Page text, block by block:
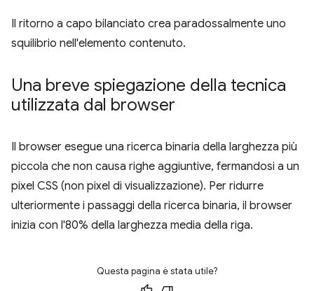
Il ritorno a capo bilanciato crea paradossalmente uno
squilibrio nell'elemento contenuto.
Una breve spiegazione della tecnica
utilizzata dal browser
Il browser esegue una ricerca binaria della larghezza più
piccola che non causa righe aggiuntive, fermandosi a un
pixel CSS (non pixel di visualizzazione). Per ridurre
ulteriormente i passaggi della ricerca binaria, il browser
inizia con l'80% della larghezza media della riga.
Questa pagina è stata utile?